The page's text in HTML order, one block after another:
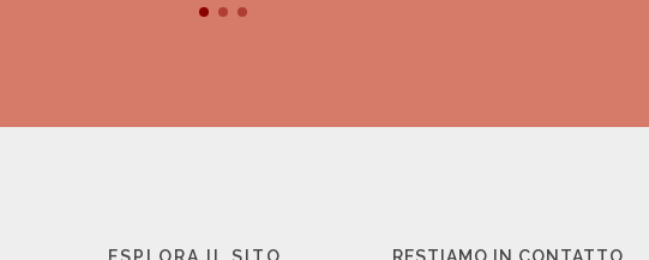
ESPLORA IL SITO RESTIAMO IN CONTATTO